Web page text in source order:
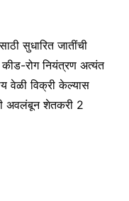
सुधारित जातींची
रोग नियंत्रण अत्यंत
वेळी विक्री केल्यास
अवलंबून शेतकरी 2